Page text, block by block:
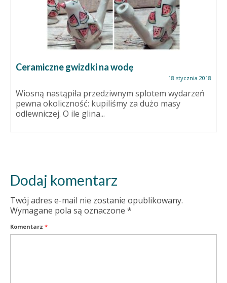
Ceramiczne gwizdki na wodę
18 stycznia 2018
Wiosną nastąpiła przedziwnym splotem wydarzeń
pewna okoliczność: kupiliśmy za dużo masy
odlewniczej. O ile glina...
Dodaj komentarz
Twój adres e-mail nie zostanie opublikowany.
Wymagane pola są oznaczone *
Komentarz *